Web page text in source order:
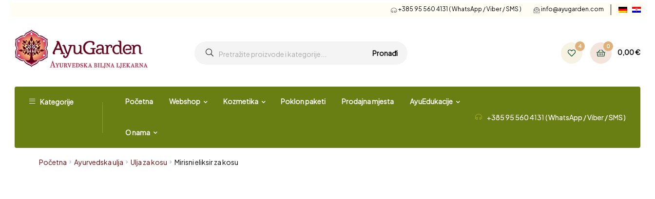
+385 95 560 4131 ( WhatsApp / Viber / SMS ) info@ayugarden.com
Pronađi
4 0
0,00€
Kategorije Početna Webshop Kozmetika Poklon paketi Prodajna mjesta AyuEdukacije
O nama
+385 95 560 4131 ( WhatsApp / Viber / SMS )
Početna Ayurvedska ulja Ulja za kosu Mirisni eliksir za kosu